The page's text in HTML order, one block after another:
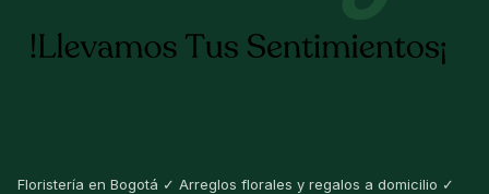
Floristería en Bogotá ✓ Arreglos florales y regalos a domicilio ✓